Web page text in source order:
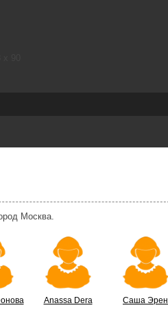
Москва.
Anassa Dera Саша Эрен